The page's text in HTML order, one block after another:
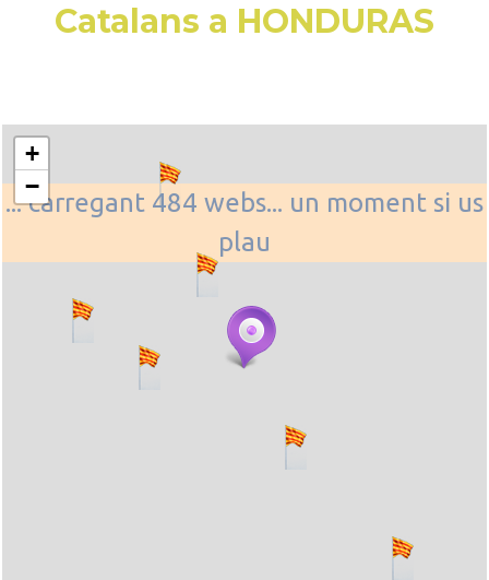
Catalans a HONDURAS
... carregant 484 webs... un moment si us
plau
+
−